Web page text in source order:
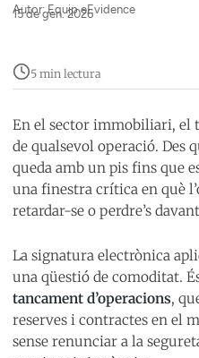
Autor: Equip eEvidence
15 de gen. 2026
5 min lectura
En el sector immobiliari, el
de qualsevol operació. Des
queda amb un pis fins que
una finestra crítica en què
retardar-se o perdre’s
La signatura electrònica
una qüestió de comoditat.
tancament d’operacions,
reserves i contractes en el
sense renunciar a la